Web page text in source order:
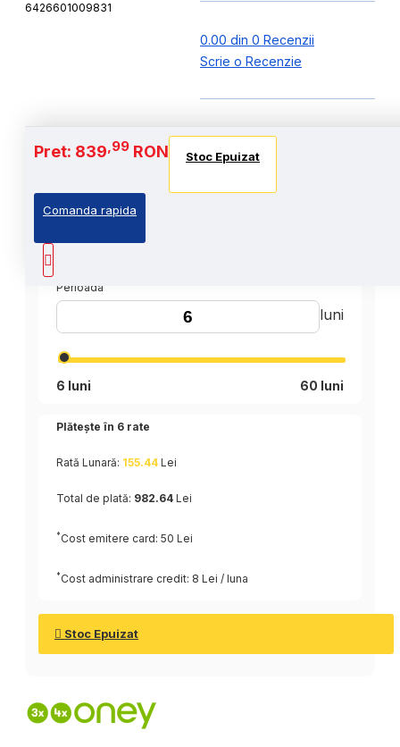
6426601009831
0.00 din 0 Recenzii
Scrie o Recenzie
Pret: 839,99 RON Stoc Epuizat
Comanda rapida
Perioada
luni
6 luni 60 luni
Plătește în 6 rate
Rată Lunară: 155.44 Lei
Total de plată: 982.64 Lei
* Cost emitere card: 50 Lei
* Cost administrare credit: 8 Lei / luna
Stoc Epuizat